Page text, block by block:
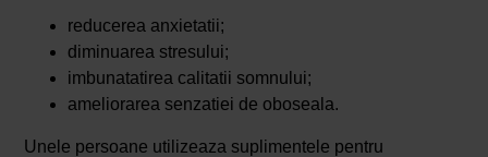
reducerea anxietatii;
diminuarea stresului;
imbunatatirea calitatii somnului;
ameliorarea senzatiei de oboseala.
Unele persoane utilizeaza suplimentele pentru